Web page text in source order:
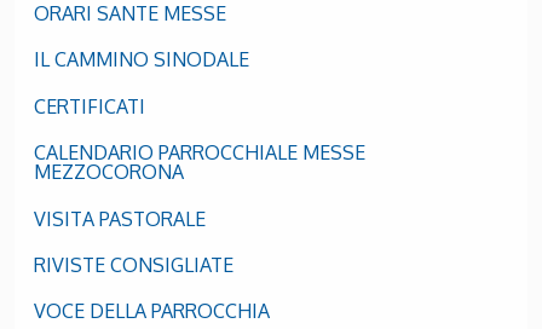
ORARI SANTE MESSE
IL CAMMINO SINODALE
CERTIFICATI
CALENDARIO PARROCCHIALE MESSE
MEZZOCORONA
VISITA PASTORALE
RIVISTE CONSIGLIATE
VOCE DELLA PARROCCHIA